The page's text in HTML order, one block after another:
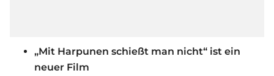
„Mit Harpunen schießt man nicht“ ist ein
neuer Film